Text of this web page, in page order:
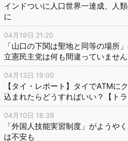
インドついに人口世界一達成、人
に
04月19日 21:20
「山口の下関は聖地と同等の場所
立憲民主党は何も間違っていませ
04月13日 19:00
【タイ・レポート】タイでATMに
込まれたらどうすればいい？【トラ
04月10日 18:39
「外国人技能実習制度」がようや
は不安も